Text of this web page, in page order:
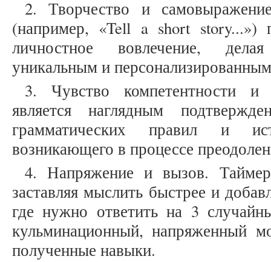
2. Творчество и
(например, «Tell a short
личностное вовлечение,
уникальным и
3. Чувство компетентности
является наглядным
грамматических правил и
возникающего в процессе
4. Напряжение и вызов. Таймер
заставляя мыслить быстрее и
где нужно ответить на 3
кульминационный, напряженный
полученные навыки.